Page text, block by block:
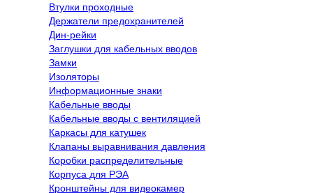
Втулки проходные
Держатели предохранителей
Дин-рейки
Заглушки для кабельных вводов
Замки
Изоляторы
Информационные знаки
Кабельные вводы
Кабельные вводы с вентиляцией
Каркасы для катушек
Клапаны выравнивания давления
Коробки распределительные
Корпуса для РЭА
Кронштейны для видеокамер